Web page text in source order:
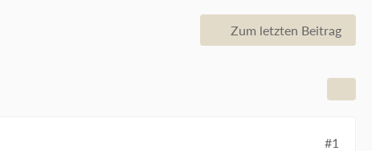
Zum letzten Beitrag
#1